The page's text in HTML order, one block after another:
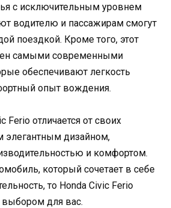
с исключительным уровнем
водителю и пассажирам смогут
поездкой. Кроме того, этот
самыми современными
обеспечивают легкость
опыт вождения.
Ferio отличается от своих
элегантным дизайном,
и комфортом.
который сочетает в себе
то Honda Civic Ferio
для вас.